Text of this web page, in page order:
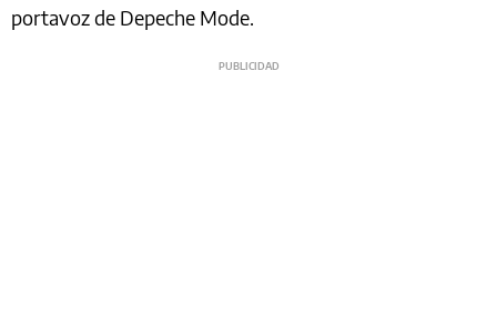
portavoz de Depeche Mode.